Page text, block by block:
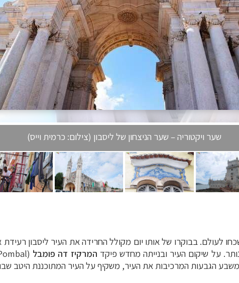
שער ויקטוריה – שער הניצחון של ליסבון (צילום: כרמית וייס)
לא ישכחו לעולם. בבוקרו של אותו יום מקולל החרידה את העיר
על שיקום העיר ובנייתה מחדש פיקד המרקיז דה פומבל (
הגבעות המרכיבות את העיר, משקיף על העיר המתוכננת היטב